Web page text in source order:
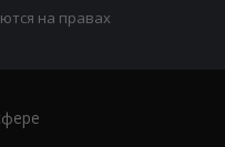
на правах